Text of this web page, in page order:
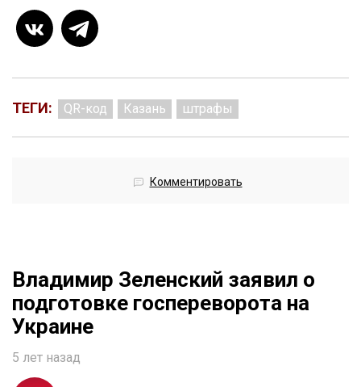
ТЕГИ: QR-код Казань штрафы
Комментировать
Владимир Зеленский заявил о
подготовке госпереворота на
Украине
5 лет назад